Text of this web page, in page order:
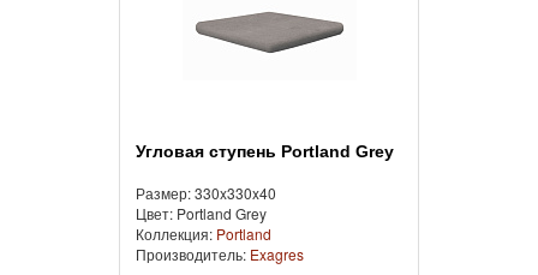
Угловая ступень Portland Grey
Размер: 330x330x40
Цвет: Portland Grey
Коллекция: Portland
Производитель: Exagres